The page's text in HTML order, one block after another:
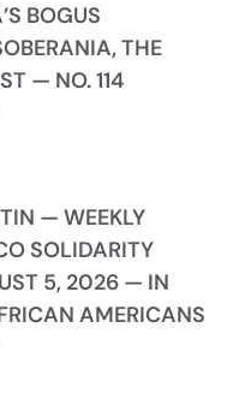
BOGUS
THE
— NO. 114
— WEEKLY
SOLIDARITY
5, 2026 — IN
AMERICANS